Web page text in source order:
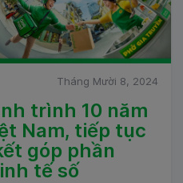
Tháng Mười 8, 2024
trình 10 năm
Nam, tiếp tục
góp phần
tế số